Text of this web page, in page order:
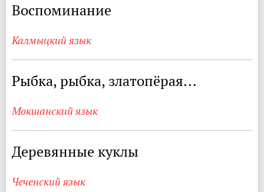
Воспоминание
Калмыцкий язык
Рыбка, рыбка, златопёрая...
Мокшанский язык
Деревянные куклы
Чеченский язык